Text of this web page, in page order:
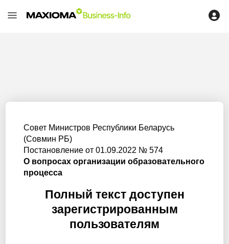
Совет Министров Республики Беларусь
(Совмин РБ)
Постановление от 01.09.2022 № 574
О вопросах организации образовательного
процесса
Полный текст доступен
зарегистрированным
пользователям